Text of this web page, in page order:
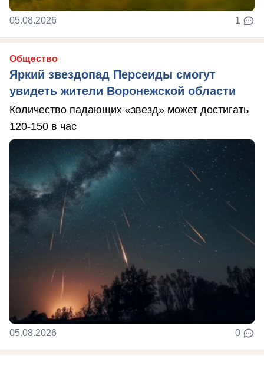
05.08.2026 1
Общество
Яркий звездопад Персеиды смогут
увидеть жители Воронежской области
Количество падающих «звезд» может достигать
120-150 в час
05.08.2026 0